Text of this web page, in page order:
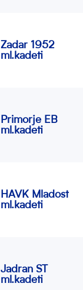
Zadar 1952
ml.kadeti
Primorje EB
ml.kadeti
HAVK Mladost
ml.kadeti
Jadran ST
ml.kadeti